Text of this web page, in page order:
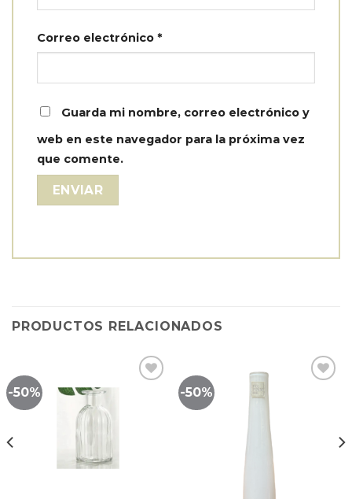
Correo electrónico *
Guarda mi nombre, correo electrónico y
web en este navegador para la próxima vez
que comente.
PRODUCTOS RELACIONADOS
-50% -50%